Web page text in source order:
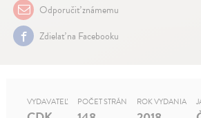
Odporučiť známemu
Zdielať na Facebooku
VYDAVATEĽ POČET STRÁN ROK VYDANIA